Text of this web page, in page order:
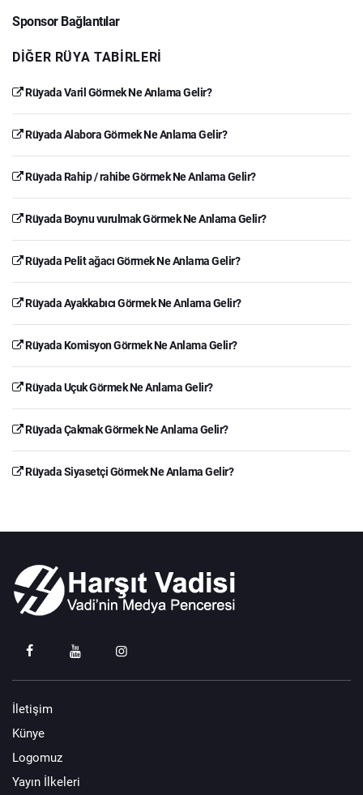
Sponsor Bağlantılar
DIĞER RÜYA TABIRLERI
Rüyada Varil Görmek Ne Anlama Gelir?
Rüyada Alabora Görmek Ne Anlama Gelir?
Rüyada Rahip / rahibe Görmek Ne Anlama Gelir?
Rüyada Boynu vurulmak Görmek Ne Anlama Gelir?
Rüyada Pelit ağacı Görmek Ne Anlama Gelir?
Rüyada Ayakkabıcı Görmek Ne Anlama Gelir?
Rüyada Komisyon Görmek Ne Anlama Gelir?
Rüyada Uçuk Görmek Ne Anlama Gelir?
Rüyada Çakmak Görmek Ne Anlama Gelir?
Rüyada Siyasetçi Görmek Ne Anlama Gelir?
İletişim
Künye
Logomuz
Yayın İlkeleri